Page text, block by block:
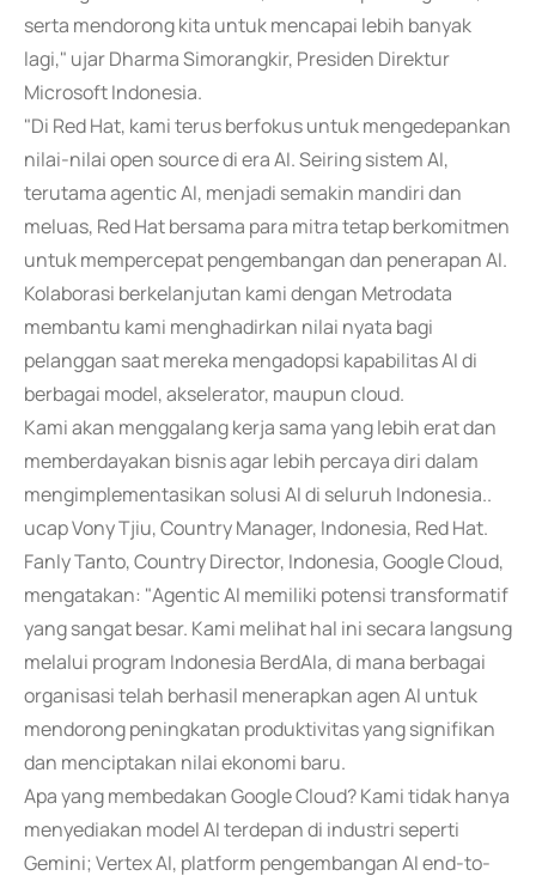
serta mendorong kita untuk mencapai lebih banyak
lagi," ujar Dharma Simorangkir, Presiden Direktur
Microsoft Indonesia.
"Di Red Hat, kami terus berfokus untuk mengedepankan
nilai-nilai open source di era AI. Seiring sistem AI,
terutama agentic AI, menjadi semakin mandiri dan
meluas, Red Hat bersama para mitra tetap berkomitmen
untuk mempercepat pengembangan dan penerapan AI.
Kolaborasi berkelanjutan kami dengan Metrodata
membantu kami menghadirkan nilai nyata bagi
pelanggan saat mereka mengadopsi kapabilitas AI di
berbagai model, akselerator, maupun cloud.
Kami akan menggalang kerja sama yang lebih erat dan
memberdayakan bisnis agar lebih percaya diri dalam
mengimplementasikan solusi AI di seluruh Indonesia..
ucap Vony Tjiu, Country Manager, Indonesia, Red Hat.
Fanly Tanto, Country Director, Indonesia, Google Cloud,
mengatakan: "Agentic AI memiliki potensi transformatif
yang sangat besar. Kami melihat hal ini secara langsung
melalui program Indonesia BerdAIa, di mana berbagai
organisasi telah berhasil menerapkan agen AI untuk
mendorong peningkatan produktivitas yang signifikan
dan menciptakan nilai ekonomi baru.
Apa yang membedakan Google Cloud? Kami tidak hanya
menyediakan model AI terdepan di industri seperti
Gemini; Vertex AI, platform pengembangan AI end-to-